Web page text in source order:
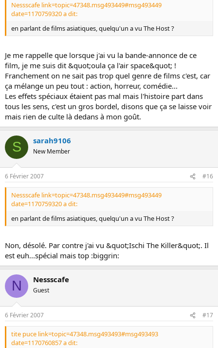
Nessscafe link=topic=47348.msg493449#msg493449
date=1170759320 a dit:
en parlant de films asiatiques, quelqu'un a vu The Host ?
Je me rappelle que lorsque j'ai vu la bande-annonce de ce
film, je me suis dit &quot;oula ça l'air space&quot; !
Franchement on ne sait pas trop quel genre de films c'est, car
ça mélange un peu tout : action, horreur, comédie...
Les effets spéciaux étaient pas mal mais l'histoire part dans
tous les sens, c'est un gros bordel, disons que ça se laisse voir
mais rien de culte là dedans à mon goût.
S sarah9106
New Member
6 Février 2007 #16
Nessscafe link=topic=47348.msg493449#msg493449
date=1170759320 a dit:
en parlant de films asiatiques, quelqu'un a vu The Host ?
Non, désolé. Par contre j'ai vu &quot;Ischi The Killer&quot;. Il
est euh...spécial mais top :biggrin:
N Nessscafe
Guest
6 Février 2007 #17
tite puce link=topic=47348.msg493493#msg493493
date=1170760857 a dit: